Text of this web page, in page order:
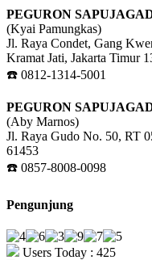
PEGURON
(Kyai Pamungkas)
Jl. Raya Condet, Gang
Kramat Jati, Jakarta Timur
☎️ 0812-1314-5001
PEGURON
(Aby Marnos)
Jl. Raya Gudo No. 50, RT
61453
☎️ 0857-8008-0098
Pengunjung
Users Today : 425